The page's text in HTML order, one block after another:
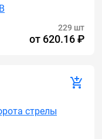
229 шт
от 620.16 ₽
стрелы